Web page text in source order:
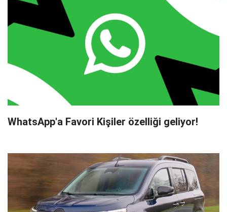
WhatsApp'a Favori Kişiler özelliği geliyor!